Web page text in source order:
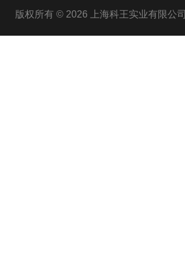
版权所有 © 2026 上海科王实业有限公司